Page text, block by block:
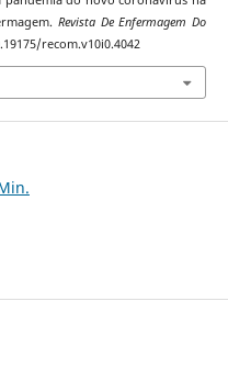
Revista De Enfermagem Do
recom.v10i0.4042